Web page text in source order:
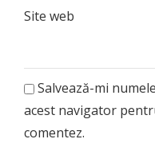
Site web
Salvează-mi
acest navigator
comentez.